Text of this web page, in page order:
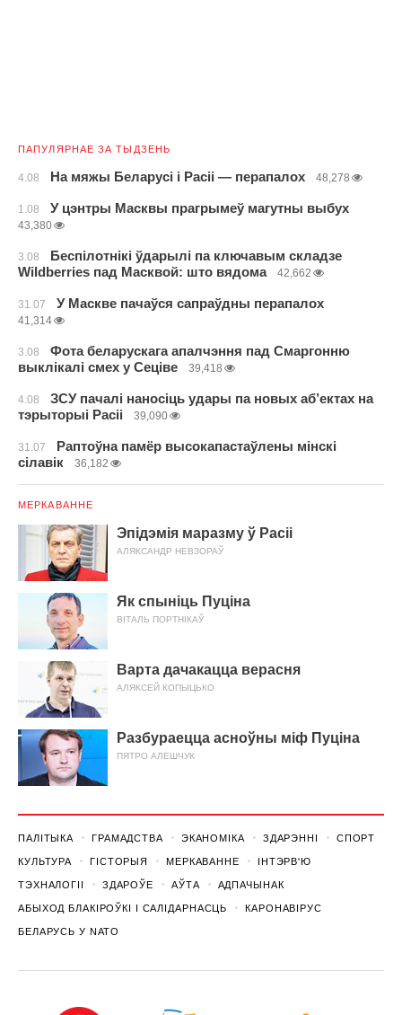
ПАПУЛЯРНАЕ ЗА ТЫДЗЕНЬ
4.08 На мяжы Беларусі і Расіі — перапалох 48,278
1.08 У цэнтры Масквы прагрымеў магутны выбух
43,380
3.08
Беспілотнікі ўдарылі па ключавым складзе
Wildberries пад Масквой: што вядома
42,662
31.07 У Маскве пачаўся сапраўдны перапалох
41,314
3.08
Фота беларускага апалчэння пад Смаргонню
выклікалі смех у Сеціве
39,418
4.08
ЗСУ пачалі наносіць удары па новых аб’ектах на
тэрыторыі Расіі
39,090
31.07
Раптоўна памёр высокапастаўлены мінскі
сілавік
36,182
МЕРКАВАННЕ
Эпідэмія маразму ў Расіі
АЛЯКСАНДР НЕВЗОРАЎ
Як спыніць Пуціна
ВІТАЛЬ ПОРТНІКАЎ
Варта дачакацца верасня
АЛЯКСЕЙ КОПЫЦЬКО
Разбураецца асноўны міф Пуціна
ПЯТРО АЛЕШЧУК
ПАЛІТЫКА ГРАМАДСТВА ЭКАНОМІКА ЗДАРЭННI СПОРТ
КУЛЬТУРА ГІСТОРЫЯ МЕРКАВАННЕ ІНТЭРВ'Ю
ТЭХНАЛОГІІ ЗДАРОЎЕ АЎТА АДПАЧЫНАК
АБЫХОД БЛАКІРОЎКІ І САЛІДАРНАСЦЬ КАРОНАВІРУС
БЕЛАРУСЬ У NATO